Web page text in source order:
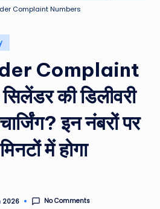
Complaint Numbers
Complaint
की डिलीवरी
इन नंबरों पर
में होगा
2026 No Comments